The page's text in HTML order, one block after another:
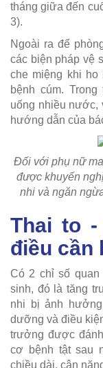
tháng giữa đến
3).
Ngoài ra để
các biện pháp vệ
che miệng khi
bệnh cúm.
uống nhiều nước,
hướng dẫn của
Đối với phụ nữ
được khuyến
nhi và ngăn
Thai to
điều cần
Có 2 chỉ số
sinh, đó là tăng
nhi bị ảnh
dưỡng và điều
trưởng được
cơ bệnh tật sau
chiều dài, cân